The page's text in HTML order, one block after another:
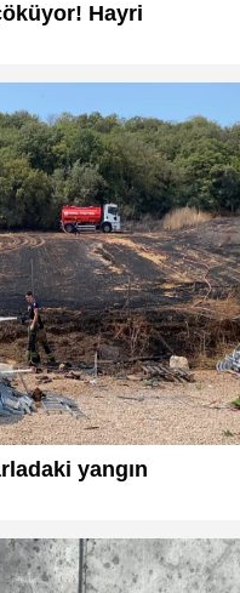
Hayri
yangın